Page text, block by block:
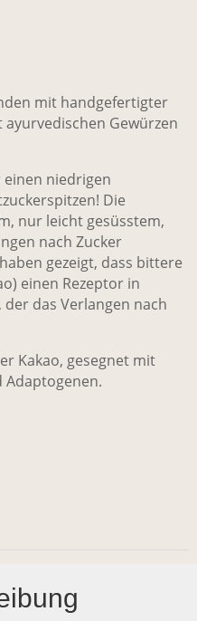
mit handgefertigter
ayurvedischen Gewürzen
niedrigen
Die
nur leicht gesüsstem,
nach Zucker
gezeigt, dass bittere
einen Rezeptor in
das Verlangen nach
Kakao, gesegnet mit
Adaptogenen.